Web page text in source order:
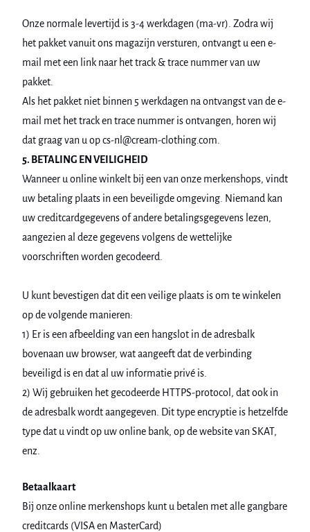
Onze normale levertijd is 3-4 werkdagen (ma-vr). Zodra wij
het pakket vanuit ons magazijn versturen, ontvangt u een e-
mail met een link naar het track & trace nummer van uw
pakket.
Als het pakket niet binnen 5 werkdagen na ontvangst van de e-
mail met het track en trace nummer is ontvangen, horen wij
dat graag van u op cs-nl@cream-clothing.com.
5. BETALING EN VEILIGHEID
Wanneer u online winkelt bij een van onze merkenshops, vindt
uw betaling plaats in een beveiligde omgeving. Niemand kan
uw creditcardgegevens of andere betalingsgegevens lezen,
aangezien al deze gegevens volgens de wettelijke
voorschriften worden gecodeerd.
U kunt bevestigen dat dit een veilige plaats is om te winkelen
op de volgende manieren:
1) Er is een afbeelding van een hangslot in de adresbalk
bovenaan uw browser, wat aangeeft dat de verbinding
beveiligd is en dat al uw informatie privé is.
2) Wij gebruiken het gecodeerde HTTPS-protocol, dat ook in
de adresbalk wordt aangegeven. Dit type encryptie is hetzelfde
type dat u vindt op uw online bank, op de website van SKAT,
enz.
Betaalkaart
Bij onze online merkenshops kunt u betalen met alle gangbare
creditcards (VISA en MasterCard)